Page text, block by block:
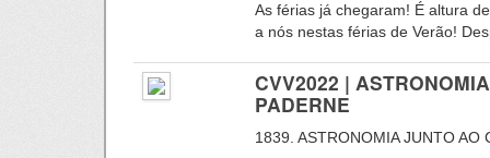
As férias já chegaram! É altura
a nós nestas férias de Verão!
CVV2022 |
PADERNE
1839. ASTRONOMIA JUNTO AO